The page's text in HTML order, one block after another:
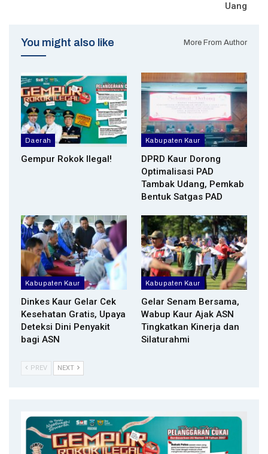
Uang
You might also like More From Author
Daerah
Gempur Rokok Ilegal!
Kabupaten Kaur
DPRD Kaur Dorong
Optimalisasi PAD
Tambak Udang, Pemkab
Bentuk Satgas PAD
Kabupaten Kaur
Dinkes Kaur Gelar Cek
Kesehatan Gratis, Upaya
Deteksi Dini Penyakit
bagi ASN
Kabupaten Kaur
Gelar Senam Bersama,
Wabup Kaur Ajak ASN
Tingkatkan Kinerja dan
Silaturahmi
PREV NEXT